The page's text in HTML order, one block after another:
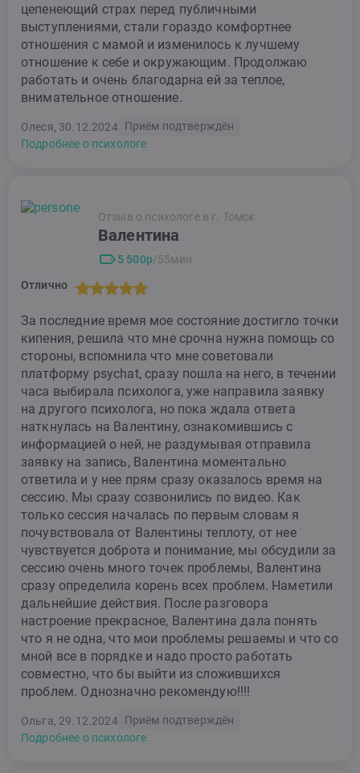
цепенеющий страх перед публичными
выступлениями, стали гораздо комфортнее
отношения с мамой и изменилось к лучшему
отношение к себе и окружающим. Продолжаю
работать и очень благодарна ей за теплое,
внимательное отношение.
Олеся, 30.12.2024 Приём подтверждён
Подробнее о психологе
Отзыв о психологе в г. Томск
Валентина
5 500р/55мин
Отлично
За последние время мое состояние достигло точки
кипения, решила что мне срочна нужна помощь со
стороны, вспомнила что мне советовали
платформу psychat, сразу пошла на него, в течении
часа выбирала психолога, уже направила заявку
на другого психолога, но пока ждала ответа
наткнулась на Валентину, ознакомившись с
информацией о ней, не раздумывая отправила
заявку на запись, Валентина моментально
ответила и у нее прям сразу оказалось время на
сессию. Мы сразу созвонились по видео. Как
только сессия началась по первым словам я
почувствовала от Валентины теплоту, от нее
чувствуется доброта и понимание, мы обсудили за
сессию очень много точек проблемы, Валентина
сразу определила корень всех проблем. Наметили
дальнейшие действия. После разговора
настроение прекрасное, Валентина дала понять
что я не одна, что мои проблемы решаемы и что со
мной все в порядке и надо просто работать
совместно, что бы выйти из сложившихся
проблем. Однозначно рекомендую!!!!
Ольга, 29.12.2024 Приём подтверждён
Подробнее о психологе